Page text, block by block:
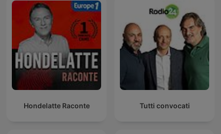
Hondelatte Raconte Tutti convocati